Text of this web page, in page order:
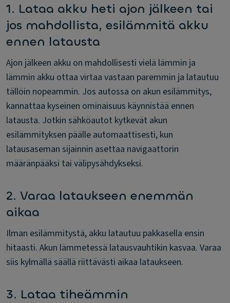
1. Lataa akku heti ajon jälkeen tai
jos mahdollista, esilämmitä akku
ennen latausta
Ajon jälkeen akku on mahdollisesti vielä lämmin ja
lämmin akku ottaa virtaa vastaan paremmin ja latautuu
tällöin nopeammin. Jos autossa on akun esilämmitys,
kannattaa kyseinen ominaisuus käynnistää ennen
latausta. Jotkin sähköautot kytkevät akun
esilämmityksen päälle automaattisesti, kun
latausaseman sijainnin asettaa navigaattorin
määränpääksi tai välipysähdykseksi.
2. Varaa lataukseen enemmän
aikaa
Ilman esilämmitystä, akku latautuu pakkasella ensin
hitaasti. Akun lämmetessä latausvauhtikin kasvaa. Varaa
siis kylmällä säällä riittävästi aikaa lataukseen.
3. Lataa tiheämmin